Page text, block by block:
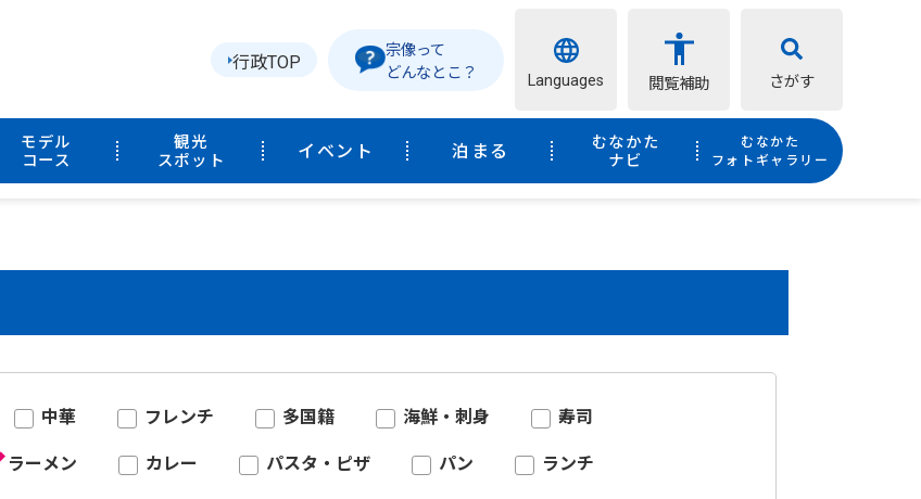
行政TOP
宗像って
どんなとこ？
Languages 閲覧補助 さがす
モデル
コース
観光
スポット
イベント 泊まる
むなかた
ナビ
むなかた
フォトギャラリー
中華 フレンチ 多国籍 海鮮・刺身 寿司
ラーメン カレー パスタ・ピザ パン ランチ